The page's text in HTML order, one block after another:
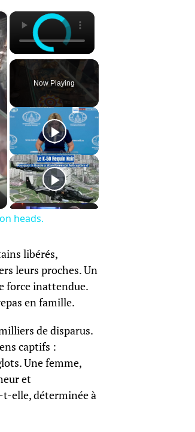
×
Now Playing
×
heads.
libérés,
leurs proches. Un
force inattendue.
en famille.
de disparus.
captifs :
Une femme,
et
t-elle, déterminée à